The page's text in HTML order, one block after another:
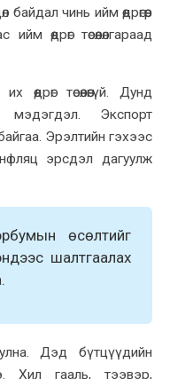
чинь ийм өөдрөгөөр
өөдрөг төсөөлөлгараад
өөдрөг төсөөлөөгүй. Дунд
мэдэгдэл. Экспорт
Эрэлтийн гэхээс
эрсдэл дагуулж
өсөлтийг
шалтгаалах
Дэд бүтцүүдийн
Хил гааль, тээвэр,